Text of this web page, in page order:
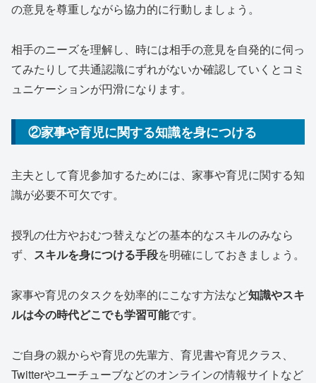
の意見を尊重しながら協力的に行動しましょう。
相手のニーズを理解し、時には相手の意見を自発的に伺っ
てみたりして共通認識にずれがないか確認していくとコミ
ュニケーションが円滑になります。
②家事や育児に関する知識を身につける
主夫として育児参加するためには、家事や育児に関する知
識が必要不可欠です。
授乳の仕方やおむつ替えなどの基本的なスキルのみなら
ず、 スキルを身につける手段を明確にしておきましょう。
家事や育児のタスクを効率的にこなす方法など知識やスキ
ルは今の時代どこでも学習可能です。
ご自身の親からや育児の先輩方、育児書や育児クラス、
Twitterやユーチューブなどのオンラインの情報サイトなど